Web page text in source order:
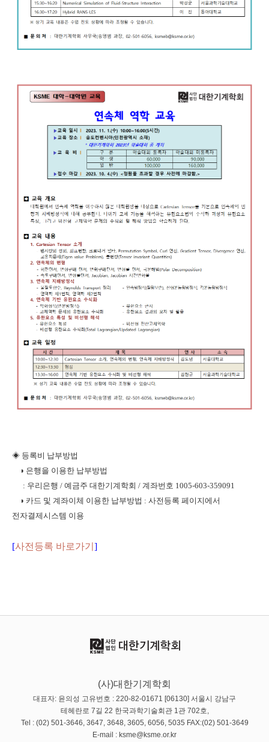
◈ 등록비 납부방법
◑ 은행을 이용한 납부방법
: 우리은행 / 예금주 대한기계학회 / 계좌번호 1005-603-359091
◑ 카드 및 계좌이체 이용한 납부방법 : 사전등록 페이지에서
전자결제시스템 이용
[사전등록 바로가기 ]
(사)대한기계학회
대표자: 윤의성 고유번호 : 220-82-01671 [06130] 서울시 강남구
테헤란로 7길 22 한국과학기술회관 1관 702호,
Tel : (02) 501-3646, 3647, 3648, 3605, 6056, 5035 FAX:(02) 501-3649
E-mail : ksme@ksme.or.kr